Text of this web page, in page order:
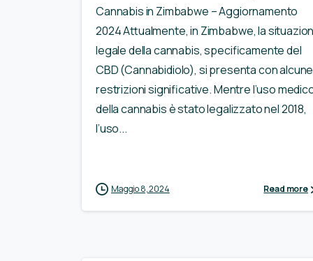
Cannabis in Zimbabwe – Aggiornamento
2024 Attualmente, in Zimbabwe, la
legale della cannabis, specificamente del
CBD (Cannabidiolo), si presenta con alcune
restrizioni significative. Mentre l’uso
della cannabis è stato legalizzato nel 2018,
l’uso...
Maggio 8, 2024 Read more